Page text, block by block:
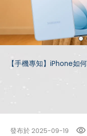
【手機專知】iPhone如
發布於 2025-09-19